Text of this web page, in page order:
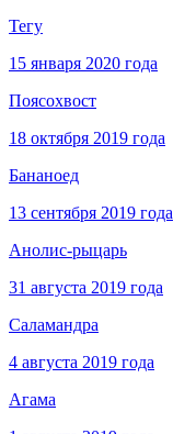
Тегу
15 января 2020 года
Поясохвост
18 октября 2019 года
Бананоед
13 сентября 2019 года
Анолис-рыцарь
31 августа 2019 года
Саламандра
4 августа 2019 года
Агама